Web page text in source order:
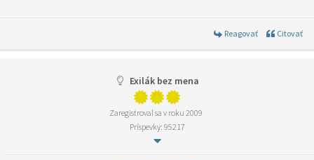
Reagovať Citovať
Exilák bez mena
Zaregistroval sa v roku 2009
Príspevky: 95217